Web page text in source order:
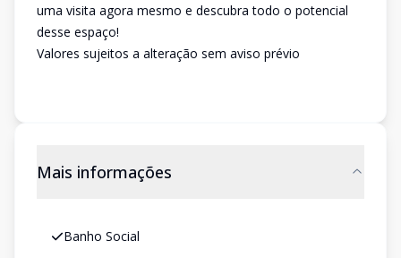
uma visita agora mesmo e descubra todo o potencial
desse espaço!
Valores sujeitos a alteração sem aviso prévio
Mais informações
Banho Social